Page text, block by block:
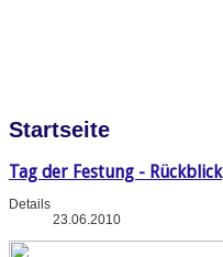
Startseite
Tag der Festung - Rückblick
Details
23.06.2010